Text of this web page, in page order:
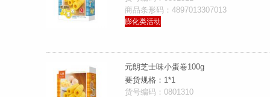
商品条形码：4897013307013
膨化类活动
元朗芝士味小蛋卷100g
要货规格：1*1
货号编码：0801310